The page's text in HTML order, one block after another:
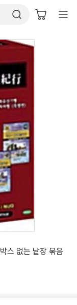
스 없는 낱장 묶음